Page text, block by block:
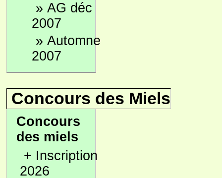
» AG déc
2007
» Automne
2007
Concours des Miels
Concours
des miels
+ Inscription
2026